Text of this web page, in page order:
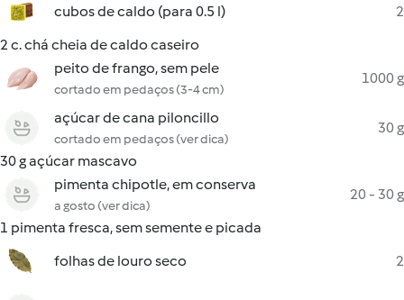
cubos de caldo (para 0.5 l)
2
2 c. chá cheia de caldo caseiro
peito de frango, sem pele
cortado em pedaços (3-4 cm)
1000 g
açúcar de cana piloncillo
cortado em pedaços (ver dica)
30 g
30 g açúcar mascavo
pimenta chipotle, em conserva
a gosto (ver dica)
20 - 30 g
1 pimenta fresca, sem semente e picada
folhas de louro seco
2